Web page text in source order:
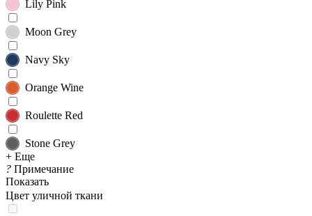
Lily Pink
Moon Grey
Navy Sky
Orange Wine
Roulette Red
Stone Grey
+ Еще
? Примечание
Показать
Цвет уличной ткани